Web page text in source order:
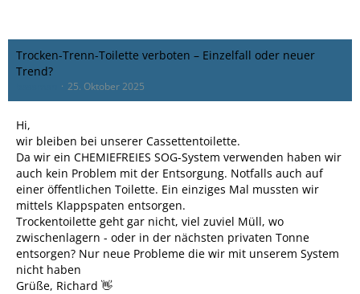
Trocken-Trenn-Toilette verboten – Einzelfall oder neuer
Trend?
25. Oktober 2025
Hi,
wir bleiben bei unserer Cassettentoilette.
Da wir ein CHEMIEFREIES SOG-System verwenden haben wir
auch kein Problem mit der Entsorgung. Notfalls auch auf
einer öffentlichen Toilette. Ein einziges Mal mussten wir
mittels Klappspaten entsorgen.
Trockentoilette geht gar nicht, viel zuviel Müll, wo
zwischenlagern - oder in der nächsten privaten Tonne
entsorgen? Nur neue Probleme die wir mit unserem System
nicht haben
Grüße, Richard 👋